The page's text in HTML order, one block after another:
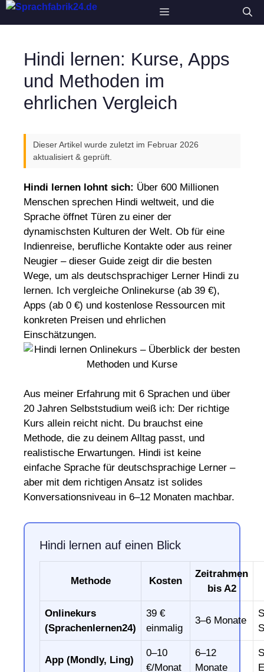
Zum
Menü
Hindi lernen: Kurse, Apps
und Methoden im
ehrlichen Vergleich
Dieser Artikel wurde zuletzt im Februar 2026
aktualisiert & geprüft.
Hindi lernen lohnt sich: Über 600 Millionen
Menschen sprechen Hindi weltweit, und die
Sprache öffnet Türen zu einer der
dynamischsten Kulturen der Welt. Ob für eine
Indienreise, berufliche Kontakte oder aus reiner
Neugier – dieser Guide zeigt dir die besten
Wege, um als deutschsprachiger Lerner Hindi zu
lernen. Ich vergleiche Onlinekurse (ab 39 €),
Apps (ab 0 €) und kostenlose Ressourcen mit
konkreten Preisen und ehrlichen
Einschätzungen.
Aus meiner Erfahrung mit 6 Sprachen und über
20 Jahren Selbststudium weiß ich: Der richtige
Kurs allein reicht nicht. Du brauchst eine
Methode, die zu deinem Alltag passt, und
realistische Erwartungen. Hindi ist keine
einfache Sprache für deutschsprachige Lerner –
aber mit dem richtigen Ansatz ist solides
Konversationsniveau in 6–12 Monaten machbar.
Hindi lernen auf einen Blick
Methode Kosten
Zeitrahmen
bis A2
Onlinekurs
(Sprachenlernen24)
39 €
einmalig
3–6 Monate
App (Mondly, Ling)
0–10
€/Monat
6–12
Monate